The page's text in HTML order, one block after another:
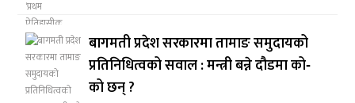
बागमती प्रदेश सरकारमा तामाङ समुदायको
प्रतिनिधित्वको सवाल : मन्त्री बन्ने दौडमा को‐
को छन् ?